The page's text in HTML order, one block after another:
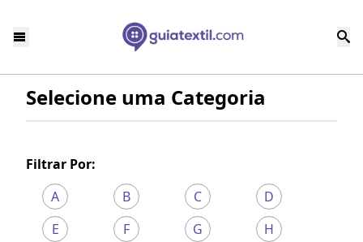
Selecione uma Categoria
Filtrar Por:
A
B C
D
E
F G
H